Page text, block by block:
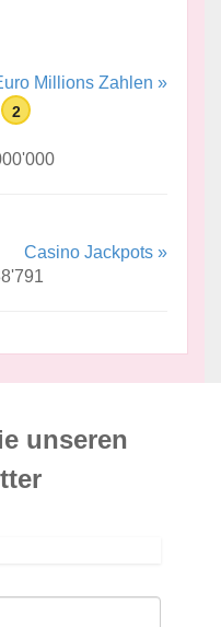
Millions Zahlen »
2
Casino Jackpots »
unseren